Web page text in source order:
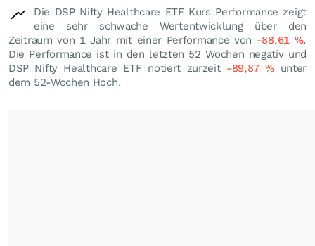
Die DSP Nifty Healthcare ETF Kurs Performance zeigt
eine sehr schwache Wertentwicklung über den
Zeitraum von 1 Jahr mit einer Performance von -88,61 %.
Die Performance ist in den letzten 52 Wochen negativ und
DSP Nifty Healthcare ETF notiert zurzeit -89,87% unter
dem 52-Wochen Hoch.